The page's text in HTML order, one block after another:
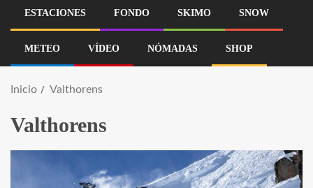
ESTACIONES FONDO SKIMO SNOW
METEO VÍDEO NÓMADAS SHOP
Inicio Valthorens
Valthorens